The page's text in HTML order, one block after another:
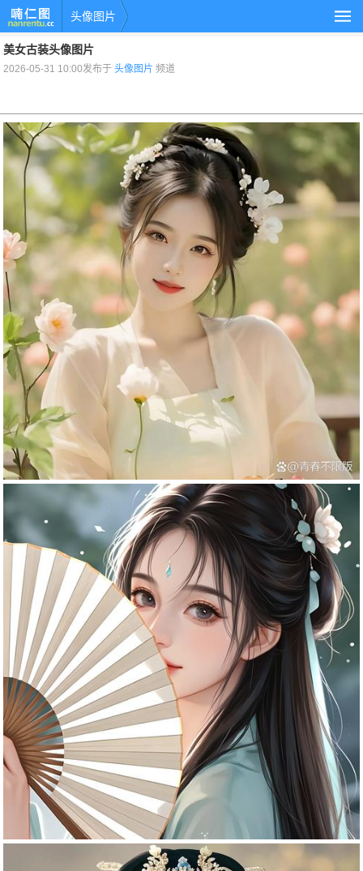
头像图片
美女古装头像图片
2026-05-31 10:00发布于头像图片 频道